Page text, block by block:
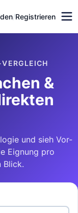
/Registrieren
&
und sieh Vor-
Eignung pro
Blick.